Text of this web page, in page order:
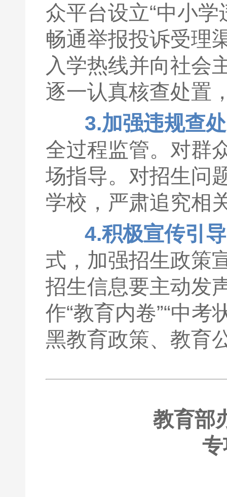
众平台设立“中小
畅通举报投诉受理
入学热线并向社会
逐一认真核查处置
3.加强违规查
全过程监管。对群
场指导。对招生问
学校，严肃追究相
4.积极宣传引
式，加强招生政策
招生信息要主动发
作“教育内卷”“中考
黑教育政策、教育
教育部